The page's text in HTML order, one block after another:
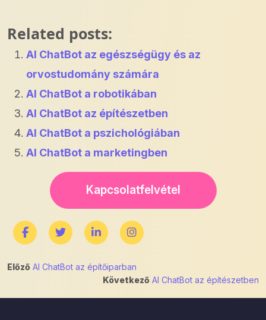
Related posts:
AI ChatBot az egészségügy és az
orvostudomány számára
AI ChatBot a robotikában
AI ChatBot az építészetben
AI ChatBot a pszichológiában
AI ChatBot a marketingben
Kapcsolatfelvétel
Bejegyzés
Előző AI ChatBot az építőiparban
Következő AI ChatBot az építészetben